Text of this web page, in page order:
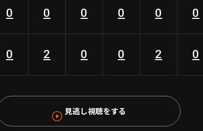
0 0 0 0 0 0
0 2 0 0 2 0
見逃し視聴をする